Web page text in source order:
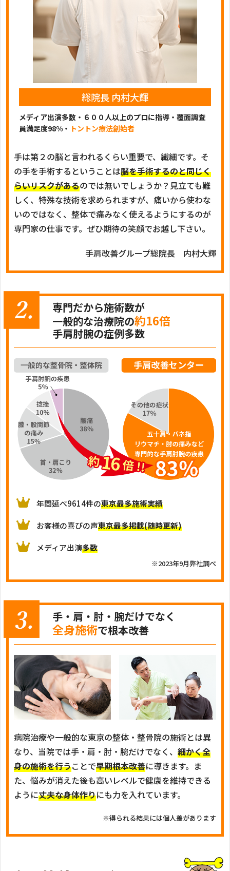
総院長 内村大輝
メディア出演多数・６００人以上のプロに指導・覆面調査
員満足度98%・ トントン療法創始者
手は第２の脳と言われるくらい重要で、繊細です。そ
の手を手術するということは脳を手術するのと同じく
らいリスクがあるのでは無いでしょうか？見立ても難
しく、特殊な技術を求められますが、痛いから使わな
いのではなく、整体で痛みなく使えるようにするのが
専門家の仕事です。ぜひ期待の笑顔でお越し下さい。
手肩改善グループ総院長 内村大輝
専門だから施術数が
一般的な治療院の約16倍
手肩肘腕の症例多数
年間延べ9614件の東京最多施術実績
お客様の喜びの声東京最多掲載(随時更新)
メディア出演多数
※2023年9月弊社調べ
手・肩・肘・腕だけでなく
全身施術で根本改善
病院治療や一般的な東京の整体・整骨院の施術とは異
なり、当院では手・肩・肘・腕だけでなく、 細かく全
身の施術を行うことで早期根本改善に導きます。ま
た、悩みが消えた後も高いレベルで健康を維持できる
ように丈夫な身体作りにも力を入れています。
※得られる結果には個人差があります